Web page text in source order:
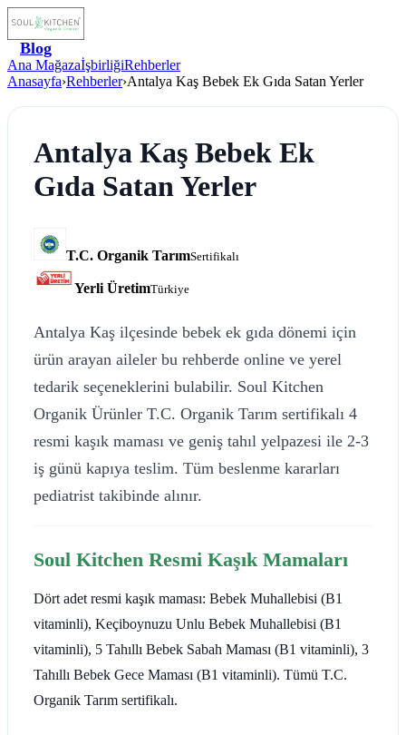
Blog
Ana MağazaİşbirliğiRehberler
Anasayfa›Rehberler›Antalya Kaş Bebek Ek Gıda Satan Yerler
Antalya Kaş Bebek Ek
Gıda Satan Yerler
T.C. Organik TarımSertifikalı
Yerli ÜretimTürkiye
Antalya Kaş ilçesinde bebek ek gıda dönemi için
ürün arayan aileler bu rehberde online ve yerel
tedarik seçeneklerini bulabilir. Soul Kitchen
Organik Ürünler T.C. Organik Tarım sertifikalı 4
resmi kaşık maması ve geniş tahıl yelpazesi ile 2-3
iş günü kapıya teslim. Tüm beslenme kararları
pediatrist takibinde alınır.
Soul Kitchen Resmi Kaşık Mamaları
Dört adet resmi kaşık maması: Bebek Muhallebisi (B1
vitaminli), Keçiboynuzu Unlu Bebek Muhallebisi (B1
vitaminli), 5 Tahıllı Bebek Sabah Maması (B1 vitaminli), 3
Tahıllı Bebek Gece Maması (B1 vitaminli). Tümü T.C.
Organik Tarım sertifikalı.